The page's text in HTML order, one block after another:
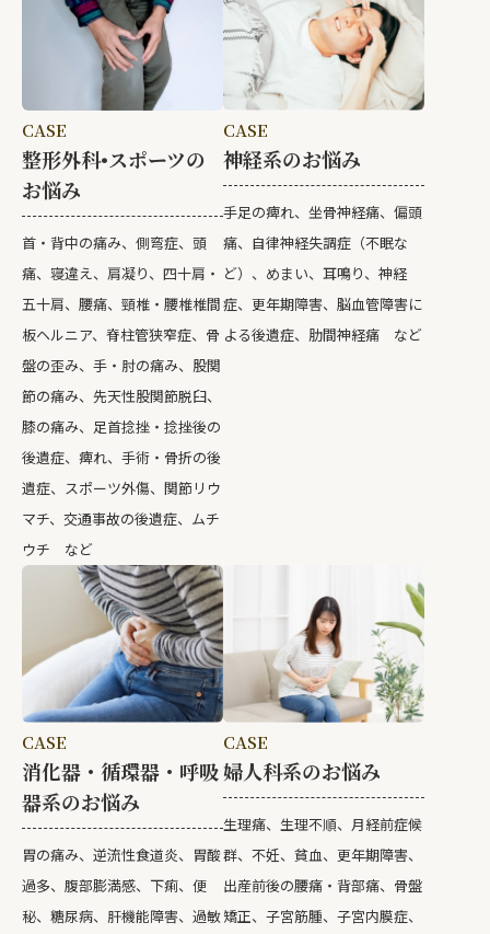
CASE
整形外科•スポーツの
お悩み
首・背中の痛み、側弯症、頭
痛、寝違え、肩凝り、四十肩・
五十肩、腰痛、頸椎・腰椎椎間
板ヘルニア、脊柱管狭窄症、骨
盤の歪み、手・肘の痛み、股関
節の痛み、先天性股関節脱臼、
膝の痛み、足首捻挫・捻挫後の
後遺症、痺れ、手術・骨折の後
遺症、スポーツ外傷、関節リウ
マチ、交通事故の後遺症、ムチ
ウチ など
CASE
神経系のお悩み
手足の痺れ、坐骨神経痛、偏頭
痛、自律神経失調症（不眠な
ど）、めまい、耳鳴り、神経
症、更年期障害、脳血管障害に
よる後遺症、肋間神経痛 など
CASE
消化器・循環器・呼吸
器系のお悩み
胃の痛み、逆流性食道炎、胃酸
過多、腹部膨満感、下痢、便
秘、糖尿病、肝機能障害、過敏
CASE
婦人科系のお悩み
生理痛、生理不順、月経前症候
群、不妊、貧血、更年期障害、
出産前後の腰痛・背部痛、骨盤
矯正、子宮筋腫、子宮内膜症、